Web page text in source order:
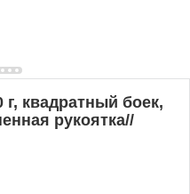
квадратный боек,
рукоятка//